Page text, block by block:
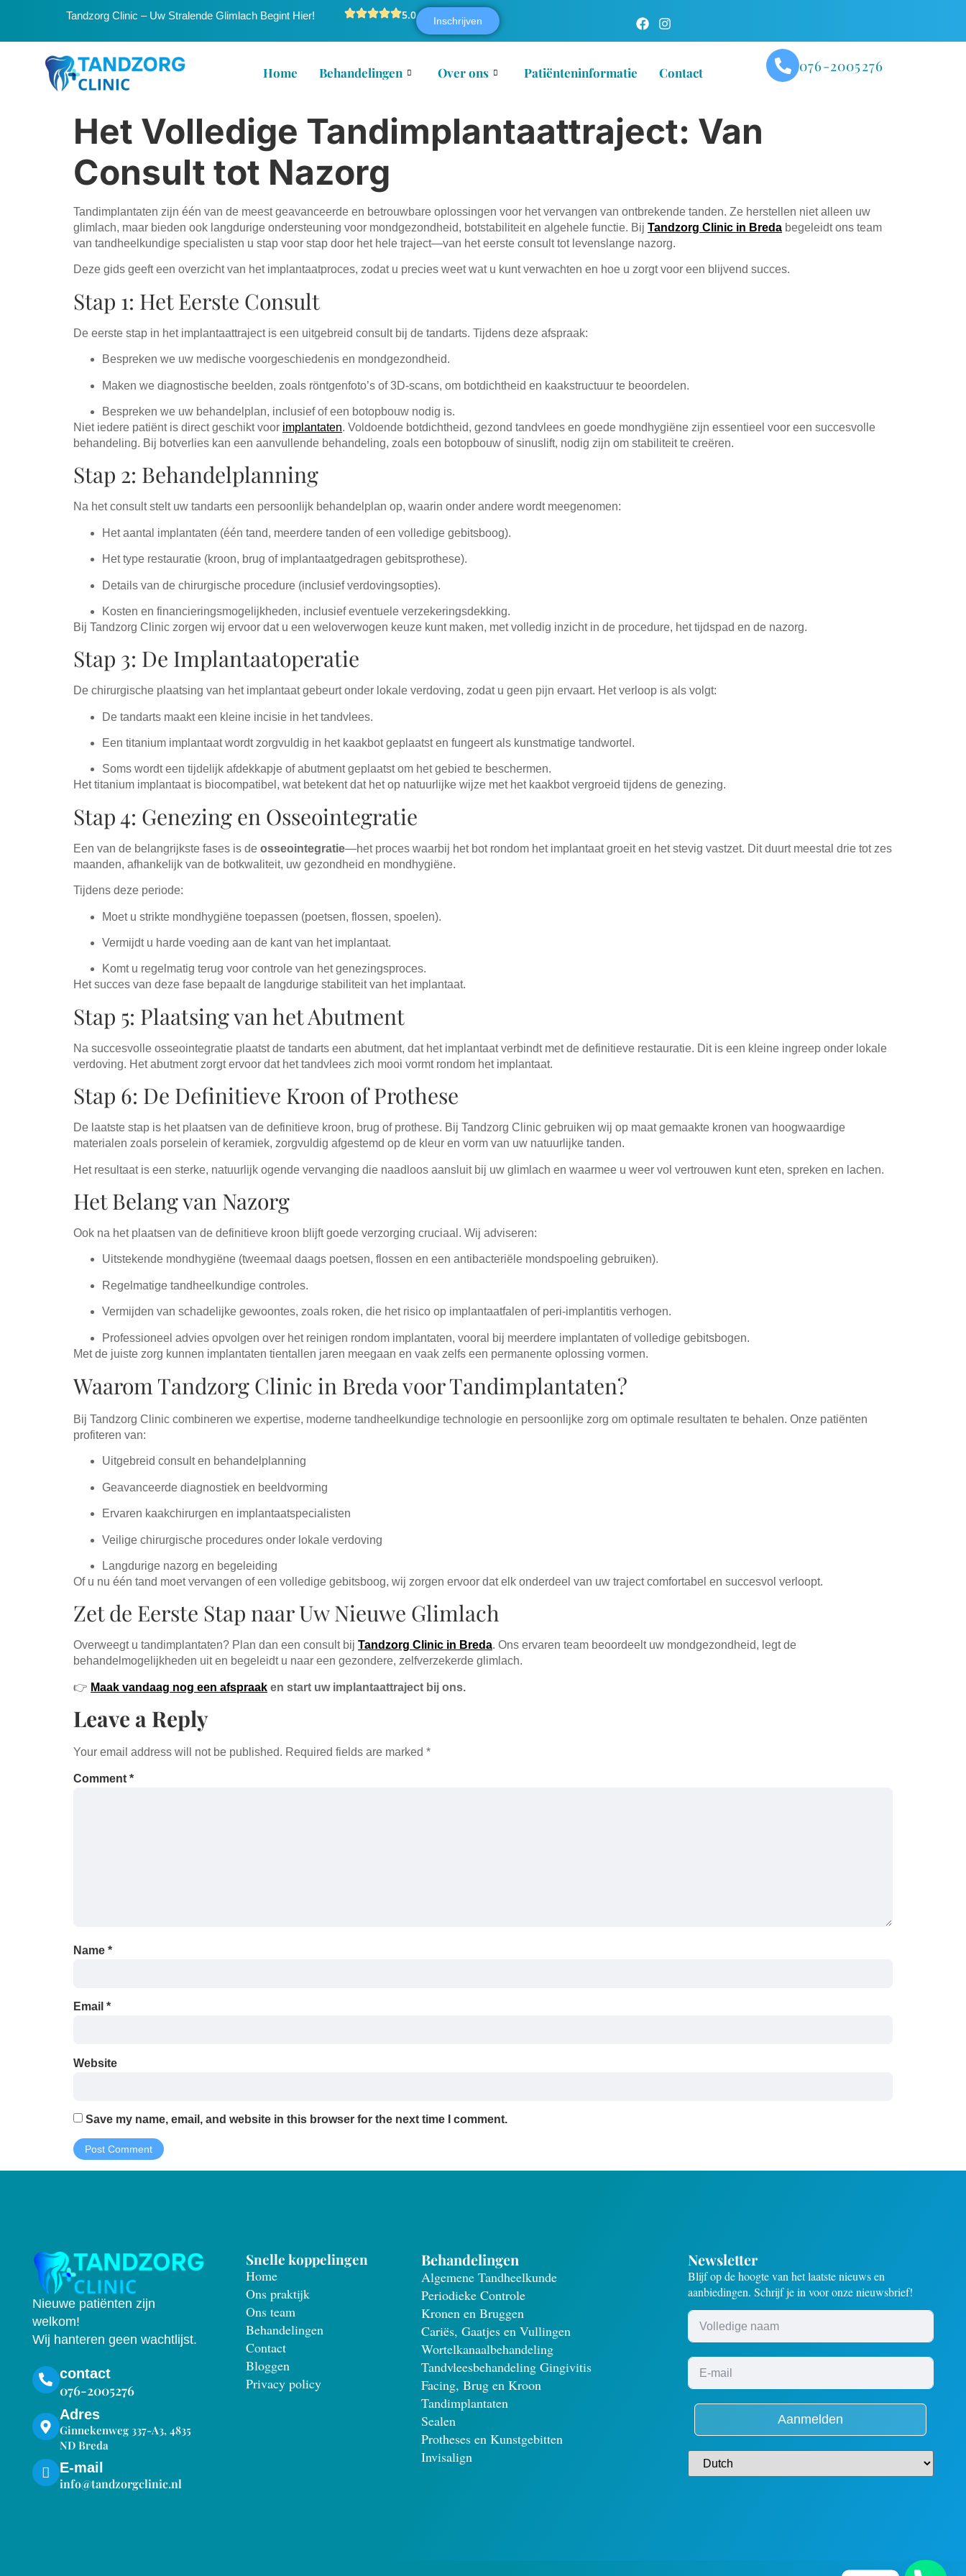
Tandzorg Clinic – Uw Stralende Glimlach Begint Hier! 5.0 Inschrijven
Home Behandelingen Over ons Patiënteninformatie Contact 076-2005276
Het Volledige Tandimplantaattraject: Van
Consult tot Nazorg
Tandimplantaten zijn één van de meest geavanceerde en betrouwbare oplossingen voor het vervangen van ontbrekende tanden. Ze herstellen niet alleen uw
glimlach, maar bieden ook langdurige ondersteuning voor mondgezondheid, botstabiliteit en algehele functie. Bij Tandzorg Clinic in Breda begeleidt ons team
van tandheelkundige specialisten u stap voor stap door het hele traject—van het eerste consult tot levenslange nazorg.
Deze gids geeft een overzicht van het implantaatproces, zodat u precies weet wat u kunt verwachten en hoe u zorgt voor een blijvend succes.
Stap 1: Het Eerste Consult
De eerste stap in het implantaattraject is een uitgebreid consult bij de tandarts. Tijdens deze afspraak:
Bespreken we uw medische voorgeschiedenis en mondgezondheid.
Maken we diagnostische beelden, zoals röntgenfoto’s of 3D-scans, om botdichtheid en kaakstructuur te beoordelen.
Bespreken we uw behandelplan, inclusief of een botopbouw nodig is.
Niet iedere patiënt is direct geschikt voor implantaten. Voldoende botdichtheid, gezond tandvlees en goede mondhygiëne zijn essentieel voor een succesvolle
behandeling. Bij botverlies kan een aanvullende behandeling, zoals een botopbouw of sinuslift, nodig zijn om stabiliteit te creëren.
Stap 2: Behandelplanning
Na het consult stelt uw tandarts een persoonlijk behandelplan op, waarin onder andere wordt meegenomen:
Het aantal implantaten (één tand, meerdere tanden of een volledige gebitsboog).
Het type restauratie (kroon, brug of implantaatgedragen gebitsprothese).
Details van de chirurgische procedure (inclusief verdovingsopties).
Kosten en financieringsmogelijkheden, inclusief eventuele verzekeringsdekking.
Bij Tandzorg Clinic zorgen wij ervoor dat u een weloverwogen keuze kunt maken, met volledig inzicht in de procedure, het tijdspad en de nazorg.
Stap 3: De Implantaatoperatie
De chirurgische plaatsing van het implantaat gebeurt onder lokale verdoving, zodat u geen pijn ervaart. Het verloop is als volgt:
De tandarts maakt een kleine incisie in het tandvlees.
Een titanium implantaat wordt zorgvuldig in het kaakbot geplaatst en fungeert als kunstmatige tandwortel.
Soms wordt een tijdelijk afdekkapje of abutment geplaatst om het gebied te beschermen.
Het titanium implantaat is biocompatibel, wat betekent dat het op natuurlijke wijze met het kaakbot vergroeid tijdens de genezing.
Stap 4: Genezing en Osseointegratie
Een van de belangrijkste fases is de osseointegratie—het proces waarbij het bot rondom het implantaat groeit en het stevig vastzet. Dit duurt meestal drie tot zes
maanden, afhankelijk van de botkwaliteit, uw gezondheid en mondhygiëne.
Tijdens deze periode:
Moet u strikte mondhygiëne toepassen (poetsen, flossen, spoelen).
Vermijdt u harde voeding aan de kant van het implantaat.
Komt u regelmatig terug voor controle van het genezingsproces.
Het succes van deze fase bepaalt de langdurige stabiliteit van het implantaat.
Stap 5: Plaatsing van het Abutment
Na succesvolle osseointegratie plaatst de tandarts een abutment, dat het implantaat verbindt met de definitieve restauratie. Dit is een kleine ingreep onder lokale
verdoving. Het abutment zorgt ervoor dat het tandvlees zich mooi vormt rondom het implantaat.
Stap 6: De Definitieve Kroon of Prothese
De laatste stap is het plaatsen van de definitieve kroon, brug of prothese. Bij Tandzorg Clinic gebruiken wij op maat gemaakte kronen van hoogwaardige
materialen zoals porselein of keramiek, zorgvuldig afgestemd op de kleur en vorm van uw natuurlijke tanden.
Het resultaat is een sterke, natuurlijk ogende vervanging die naadloos aansluit bij uw glimlach en waarmee u weer vol vertrouwen kunt eten, spreken en lachen.
Het Belang van Nazorg
Ook na het plaatsen van de definitieve kroon blijft goede verzorging cruciaal. Wij adviseren:
Uitstekende mondhygiëne (tweemaal daags poetsen, flossen en een antibacteriële mondspoeling gebruiken).
Regelmatige tandheelkundige controles.
Vermijden van schadelijke gewoontes, zoals roken, die het risico op implantaatfalen of peri-implantitis verhogen.
Professioneel advies opvolgen over het reinigen rondom implantaten, vooral bij meerdere implantaten of volledige gebitsbogen.
Met de juiste zorg kunnen implantaten tientallen jaren meegaan en vaak zelfs een permanente oplossing vormen.
Waarom Tandzorg Clinic in Breda voor Tandimplantaten?
Bij Tandzorg Clinic combineren we expertise, moderne tandheelkundige technologie en persoonlijke zorg om optimale resultaten te behalen. Onze patiënten
profiteren van:
Uitgebreid consult en behandelplanning
Geavanceerde diagnostiek en beeldvorming
Ervaren kaakchirurgen en implantaatspecialisten
Veilige chirurgische procedures onder lokale verdoving
Langdurige nazorg en begeleiding
Of u nu één tand moet vervangen of een volledige gebitsboog, wij zorgen ervoor dat elk onderdeel van uw traject comfortabel en succesvol verloopt.
Zet de Eerste Stap naar Uw Nieuwe Glimlach
Overweegt u tandimplantaten? Plan dan een consult bij Tandzorg Clinic in Breda. Ons ervaren team beoordeelt uw mondgezondheid, legt de
behandelmogelijkheden uit en begeleidt u naar een gezondere, zelfverzekerde glimlach.
👉 Maak vandaag nog een afspraak en start uw implantaattraject bij ons.
Leave a Reply
Your email address will not be published. Required fields are marked *
Comment *
Name *
Email *
Website
Save my name, email, and website in this browser for the next time I comment.
Nieuwe patiënten zijn
welkom!
Wij hanteren geen wachtlijst.
contact
076-2005276
Adres
Ginnekenweg 337-A3, 4835
ND Breda
E-mail
info@tandzorgclinic.nl
Snelle koppelingen
Home
Ons praktijk
Ons team
Behandelingen
Contact
Bloggen
Privacy policy
Behandelingen
Algemene Tandheelkunde
Periodieke Controle
Kronen en Bruggen
Cariës, Gaatjes en Vullingen
Wortelkanaalbehandeling
Tandvleesbehandeling Gingivitis
Facing, Brug en Kroon
Tandimplantaten
Sealen
Protheses en Kunstgebitten
Invisalign
Newsletter
Blijf op de hoogte van het laatste nieuws en
aanbiedingen. Schrijf je in voor onze nieuwsbrief!
Aanmelden